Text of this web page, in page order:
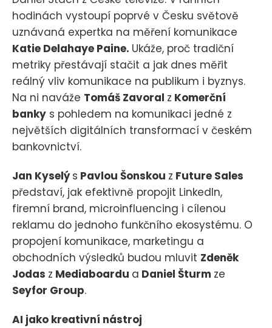
hodinách vystoupí poprvé v Česku světově
uznávaná expertka na měření komunikace
Katie Delahaye Paine. Ukáže, proč tradiční
metriky přestávají stačit a jak dnes měřit
reálný vliv komunikace na publikum i byznys.
Na ni naváže Tomáš Zavoral z Komerční
banky s pohledem na komunikaci jedné z
největších digitálních transformací v českém
bankovnictví.
Jan Kyselýs Pavlou Šonskou z Future Sales
představí, jak efektivně propojit LinkedIn,
firemní brand, microinfluencing i cílenou
reklamu do jednoho funkčního ekosystému. O
propojení komunikace, marketingu a
obchodních výsledků budou mluvit Zdeněk
Jodas z Mediaboardu a Daniel Šturm ze
Seyfor Group.
AI jako kreativní nástroj